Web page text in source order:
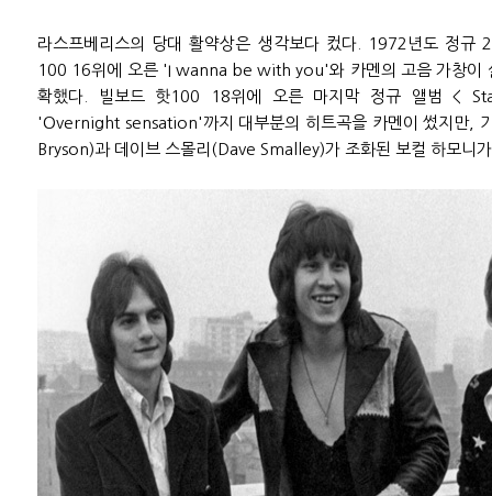
라스프베리스의 당대 활약상은 생각보다 컸다. 1972년도 정규
100 16위에 오른 'I wanna be with you'와 카멘의 고음 가창
확했다. 빌보드 핫100 18위에 오른 마지막 정규 앨범 <
'Overnight sensation'까지 대부분의 히트곡을 카멘이 썼지만,
Bryson)과 데이브 스몰리(Dave Smalley)가 조화된 보컬 하모니